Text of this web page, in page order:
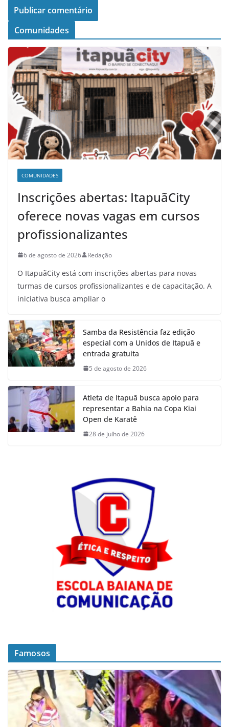
Comunidades
COMUNIDADES
Inscrições abertas: ItapuãCity
oferece novas vagas em cursos
profissionalizantes
6 de agosto de 2026 Redação
O ItapuãCity está com inscrições abertas para novas
turmas de cursos profissionalizantes e de capacitação. A
iniciativa busca ampliar o
Samba da Resistência faz edição
especial com a Unidos de Itapuã e
entrada gratuita
5 de agosto de 2026
Atleta de Itapuã busca apoio para
representar a Bahia na Copa Kiai
Open de Karatê
28 de julho de 2026
Famosos